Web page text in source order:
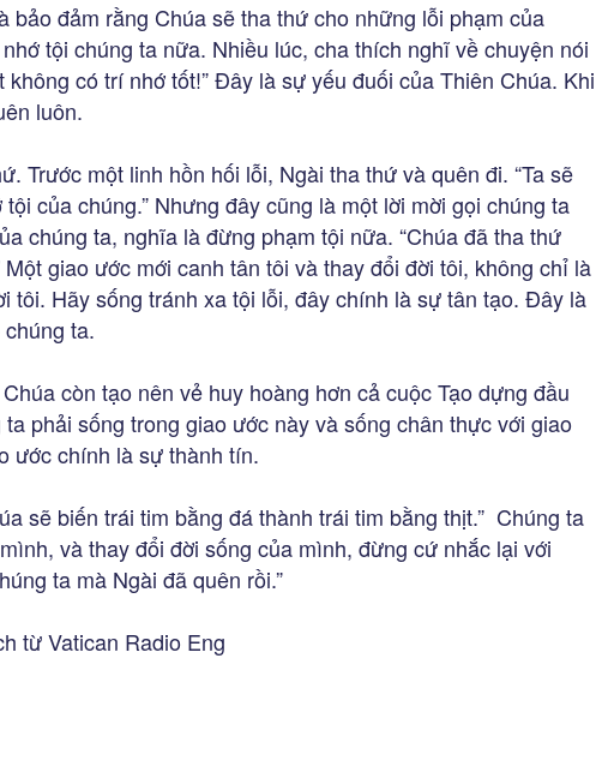
bảo đảm rằng Chúa sẽ tha thứ cho những lỗi phạm của
tội chúng ta nữa. Nhiều lúc, cha thích nghĩ về chuyện nói
không có trí nhớ tốt!” Đây là sự yếu đuối của Thiên Chúa. Khi
luôn.
Trước một linh hồn hối lỗi, Ngài tha thứ và quên đi. “Ta sẽ
của chúng.” Nhưng đây cũng là một lời mời gọi chúng ta
chúng ta, nghĩa là đừng phạm tội nữa. “Chúa đã tha thứ
giao ước mới canh tân tôi và thay đổi đời tôi, không chỉ là
tôi. Hãy sống tránh xa tội lỗi, đây chính là sự tân tạo. Đây là
ta.
còn tạo nên vẻ huy hoàng hơn cả cuộc Tạo dựng đầu
phải sống trong giao ước này và sống chân thực với giao
ước chính là sự thành tín.
sẽ biến trái tim bằng đá thành trái tim bằng thịt.” Chúng ta
và thay đổi đời sống của mình, đừng cứ nhắc lại với
ta mà Ngài đã quên rồi.”
từ Vatican Radio Eng